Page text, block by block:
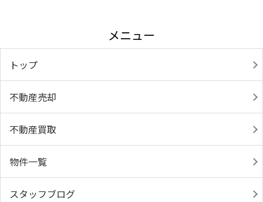
メニュー
トップ
不動産売却
不動産買取
物件一覧
スタッフブログ